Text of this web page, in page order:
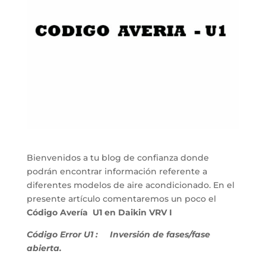
Bienvenidos a tu blog de confianza donde
podrán encontrar información referente a
diferentes modelos de aire acondicionado. En el
presente artículo comentaremos un poco el
Código Avería U1 en Daikin VRV I
Código Error U1 :
Inversión de fases/fase
abierta.